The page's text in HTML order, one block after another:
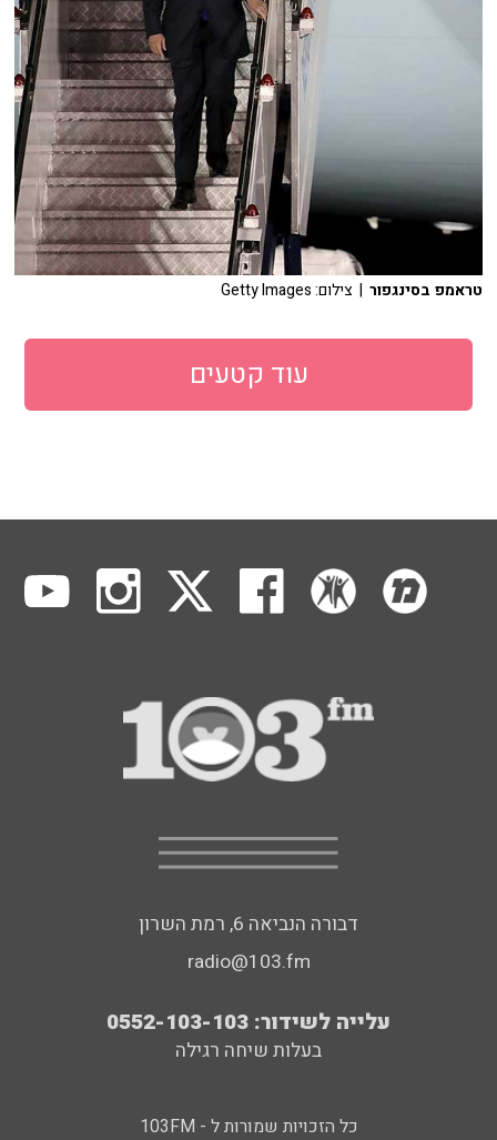
טראמפ בסינגפור | צילום: Getty Images
עוד קטעים
דבורה הנביאה 6, רמת השרון
radio@103.fm
עלייה לשידור: 0552-103-103
בעלות שיחה רגילה
כל הזכויות שמורות ל - 103FM